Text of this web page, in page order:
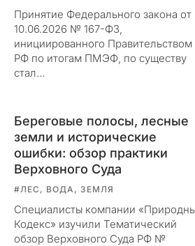
Принятие Федерального закона от
10.06.2026 № 167-ФЗ,
инициированного Правительством
РФ по итогам ПМЭФ, по существу
стал…
Береговые полосы, лесные
земли и исторические
ошибки: обзор практики
Верховного Суда
#ЛЕС, ВОДА, ЗЕМЛЯ
Специалисты компании
Кодекс» изучили Тематический
обзор Верховного Суда РФ №